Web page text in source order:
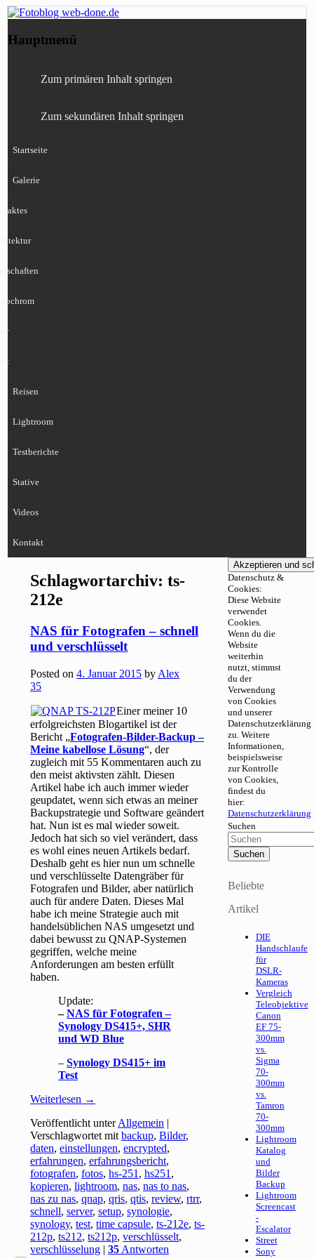
Fotoblog web-done.de
Canon, Nikon, Sony
Hauptmenü
Zum primären Inhalt springen
Zum sekundären Inhalt springen
Startseite
Galerie
Reisen
Lightroom
Testberichte
Stative
Videos
Kontakt
Schlagwortarchiv:ts-
212e
NAS für Fotografen – schnell
und verschlüsselt
Posted on4. Januar 2015 by Alex
35
Einer meiner 10
erfolgreichsten Blogartikel ist der
Bericht „Fotografen-Bilder-Backup –
Meine kabellose Lösung“, der
zugleich mit 55 Kommentaren auch zu
den meist aktivsten zählt. Diesen
Artikel habe ich auch immer wieder
geupdatet, wenn sich etwas an meiner
Backupstrategie und Software geändert
hat. Nun ist es mal wieder soweit.
Jedoch hat sich so viel verändert, dass
es wohl eines neuen Artikels bedarf.
Deshalb geht es hier nun um schnelle
und verschlüsselte Datengräber für
Fotografen und Bilder, aber natürlich
auch für andere Daten. Dieses Mal
habe ich meine Strategie auch mit
handelsüblichen NAS umgesetzt und
dabei bewusst zu QNAP-Systemen
gegriffen, welche meine
Anforderungen am besten erfüllt
haben.
Update:
–NAS für Fotografen –
Synology DS415+, SHR
und WD Blue
–Synology DS415+ im
Test
Weiterlesen →
Veröffentlicht unter Allgemein |
Verschlagwortet mit backup,Bilder,
daten,einstellungen,encrypted,
erfahrungen,erfahrungsbericht,
fotografen,fotos,hs-251 ,hs251 ,
kopieren,lightroom,nas,nas to nas,
nas zu nas,qnap,qris,qtis,review,rtrr,
schnell,server,setup,synologie,
synology,test,time capsule,ts-212e,ts-
212p,ts212,ts212p,verschlüsselt,
verschlüsselung |35 Antworten
Datenschutz &
Cookies:
Diese Website
verwendet
Cookies.
Wenn du die
Website
weiterhin
nutzt, stimmst
du der
Verwendung
von Cookies
und unserer
Datenschutzerklärung
zu. Weitere
Informationen,
beispielsweise
zur Kontrolle
von Cookies,
findest du
hier:
Datenschutzerklärung
Suchen
Beliebte
Artikel
DIE
Handschlaufe
für
DSLR-
Kameras
Vergleich
Teleobjektive
Canon
EF 75-
300mm
vs.
Sigma
70-
300mm
vs.
Tamron
70-
300mm
Lightroom
Katalog
und
Bilder
Backup
Lightroom
Screencast
-
Escalator
Street
Sony